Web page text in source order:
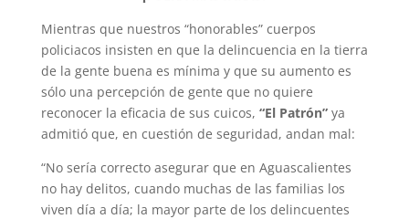
Mientras que nuestros “honorables” cuerpos
policiacos insisten en que la delincuencia en la tierra
de la gente buena es mínima y que su aumento es
sólo una percepción de gente que no quiere
reconocer la eficacia de sus cuicos, “El Patrón”ya
admitió que, en cuestión de seguridad, andan mal:
“No sería correcto asegurar que en Aguascalientes
no hay delitos, cuando muchas de las familias los
viven día a día; la mayor parte de los delincuentes